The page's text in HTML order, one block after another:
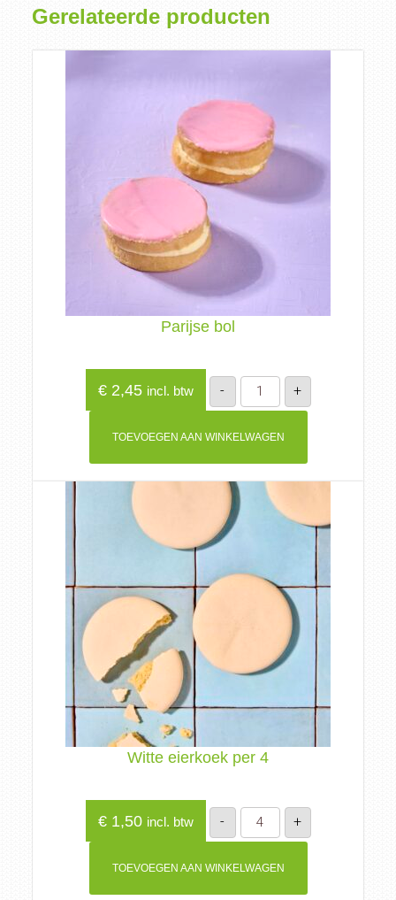
Gerelateerde producten
Parijse bol
€2,45 incl. btw -
Parijse
aantal
+
TOEVOEGEN AAN WINKELWAGEN
Witte eierkoek per 4
€1,50 incl. btw -
Witte
eierkoek
per
aantal
+
TOEVOEGEN AAN WINKELWAGEN